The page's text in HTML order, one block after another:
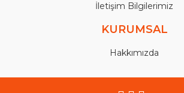
İletişim Bilgilerimiz
KURUMSAL
Hakkımızda